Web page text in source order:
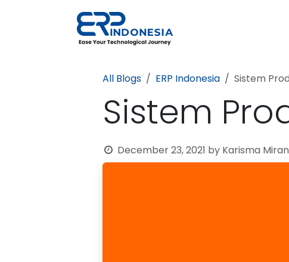
All Blogs ERP Indonesia Sistem
Sistem
December 23, 2021 by Karisma